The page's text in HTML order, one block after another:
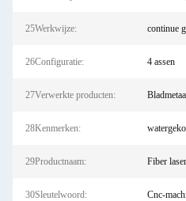
25Werkwijze: continue
26Configuratie: 4 assen
27Verwerkte producten:
28Kenmerken:
29Productnaam: Fiber
30Sleutelwoord: Cnc-